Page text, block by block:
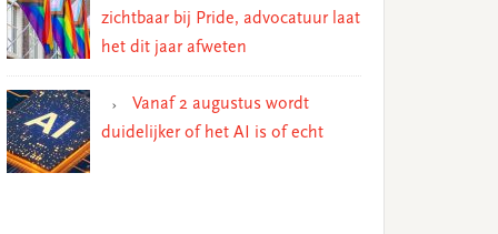
zichtbaar bij Pride, advocatuur laat
het dit jaar afweten
Vanaf 2 augustus wordt
duidelijker of het AI is of echt